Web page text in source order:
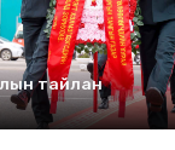
тайлан